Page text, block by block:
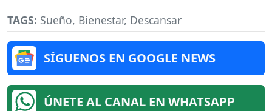
TAGS: Sueño, Bienestar, Descansar
SÍGUENOS EN GOOGLE NEWS
ÚNETE AL CANAL EN WHATSAPP